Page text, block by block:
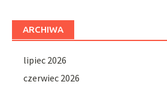
ARCHIWA
lipiec 2026
czerwiec 2026